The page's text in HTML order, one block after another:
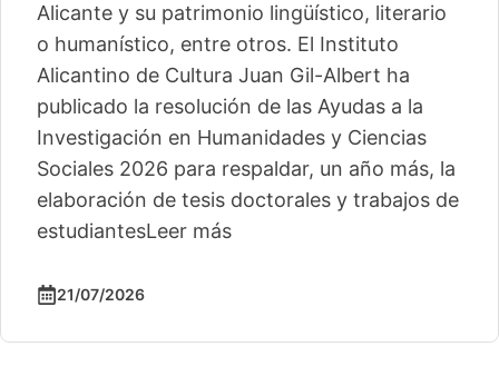
Alicante y su patrimonio lingüístico, literario
o humanístico, entre otros. El Instituto
Alicantino de Cultura Juan Gil-Albert ha
publicado la resolución de las Ayudas a la
Investigación en Humanidades y Ciencias
Sociales 2026 para respaldar, un año más, la
elaboración de tesis doctorales y trabajos de
estudiantesLeer más
21/07/2026